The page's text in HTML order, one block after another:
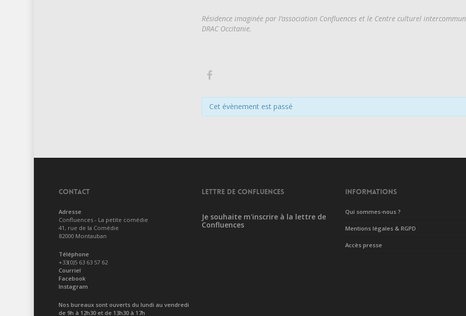
Résidence imaginée par l’association Confluences et le Centre culturel
DRAC Occitanie.
Cet évènement est passé
CONTACT
Adresse
Confluences - La petite comédie
41, rue de la Comédie
82000 Montauban
Téléphone
+33(0)5 63 63 57 62
Courriel
Facebook
Instagram
Nos bureaux sont ouverts du lundi au vendredi
de 9h à 12h30 et de 13h30 à 17h
LETTRE DE CONFLUENCES
Je souhaite m'inscrire à la lettre de
Confluences
INFORMATIONS
Qui sommes-nous ?
Mentions légales & RGPD
Accès presse